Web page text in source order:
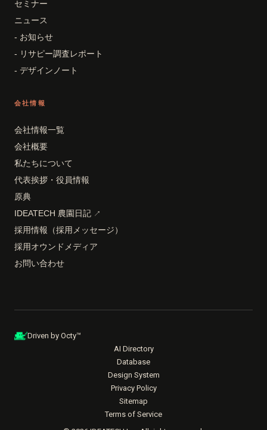
セミナー
ニュース
- お知らせ
- リサピー調査レポート
- デザインノート
会社情報
会社情報一覧
会社概要
私たちについて
代表挨拶・役員情報
原典
IDEATECH 農園日記 ↗
採用情報（採用メッセージ）
採用オウンドメディア
お問い合わせ
Driven by Octy™
AI Directory
Database
Design System
Privacy Policy
Sitemap
Terms of Service